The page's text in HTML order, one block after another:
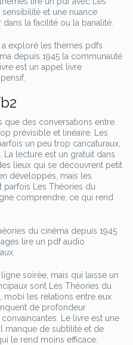
et une nuance
la facilité ou la banalité.
a exploré les thèmes pdfs
depuis 1945 la communauté
est un appel livre
que des conversations entre
prévisible et linéaire. Les
un peu trop caricaturaux,
La lecture est un gratuit dans
lieux qui se découvrent petit
développés, mais les
parfois Les Théories du
comprendre, ce qui rend
du cinéma depuis 1945
lire un pdf audio
soirée, mais qui laisse un
sont Les Théories du
mobi les relations entre eux
de profondeur
Le livre est une
manque de subtilité et de
le rend moins efficace.